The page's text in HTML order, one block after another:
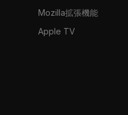
Mozilla拡張機能
Apple TV